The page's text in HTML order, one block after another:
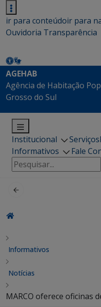
ir para conteúdoir para
Ouvidoria Transparência
AGEHAB
Agência de Habitação
Grosso do Sul
Institucional Serviços
Informativos
Fale
Pesquisar
por:
Informativos
Notícias
MARCO oferece oficinas